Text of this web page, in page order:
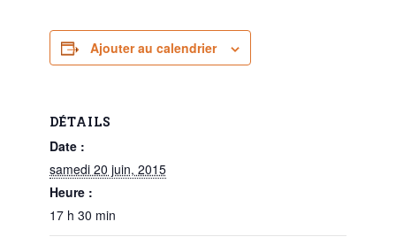
Ajouter au calendrier
DÉTAILS
Date :
samedi 20 juin, 2015
Heure :
17 h 30 min